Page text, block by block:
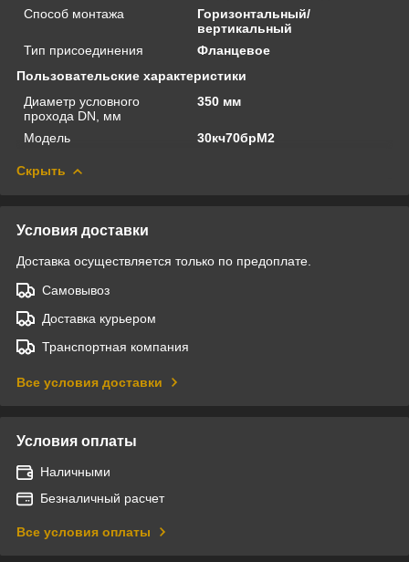
Способ монтажа
Горизонтальный/
вертикальный
Тип присоединения
Фланцевое
Пользовательские характеристики
Диаметр условного
прохода DN, мм
350 мм
Модель 30кч70брМ2
Скрыть
Условия доставки
Доставка осуществляется только по предоплате.
Самовывоз
Доставка курьером
Транспортная компания
Все условия доставки
Условия оплаты
Наличными
Безналичный расчет
Все условия оплаты